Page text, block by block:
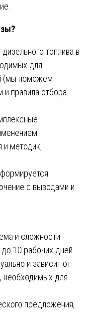
топлива в
для
(мы поможем
и правила отбора
и методик,
с выводами и
и сложности
10 рабочих дней.
и зависит от
необходимых для
предложения,